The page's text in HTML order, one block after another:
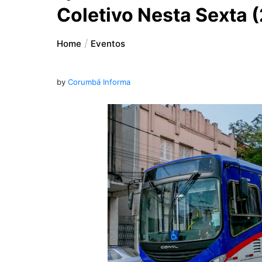
Coletivo Nesta Sexta
Home Eventos
by Corumbá Informa